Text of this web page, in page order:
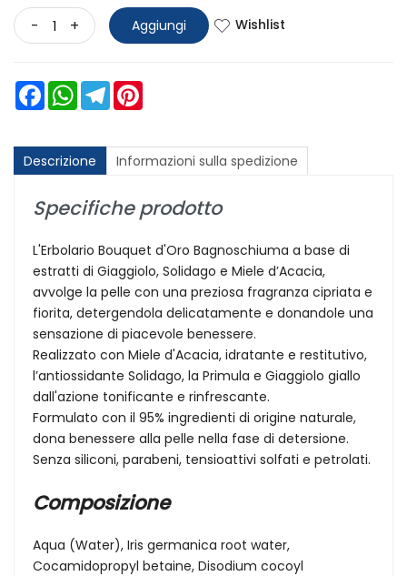
- + Aggiungi Wishlist
FacebookWhatsAppTelegram
Descrizione Informazioni sulla spedizione
Specifiche prodotto
L'Erbolario Bouquet d'Oro Bagnoschiuma a base di
estratti di Giaggiolo, Solidago e Miele d’Acacia,
avvolge la pelle con una preziosa fragranza cipriata e
fiorita, detergendola delicatamente e donandole una
sensazione di piacevole benessere.
Realizzato con Miele d'Acacia, idratante e restitutivo,
l’antiossidante Solidago, la Primula e Giaggiolo giallo
dall'azione tonificante e rinfrescante.
Formulato con il 95% ingredienti di origine naturale,
dona benessere alla pelle nella fase di detersione.
Senza siliconi, parabeni, tensioattivi solfati e petrolati.
Composizione
Aqua (Water), Iris germanica root water,
Cocamidopropyl betaine, Disodium cocoyl